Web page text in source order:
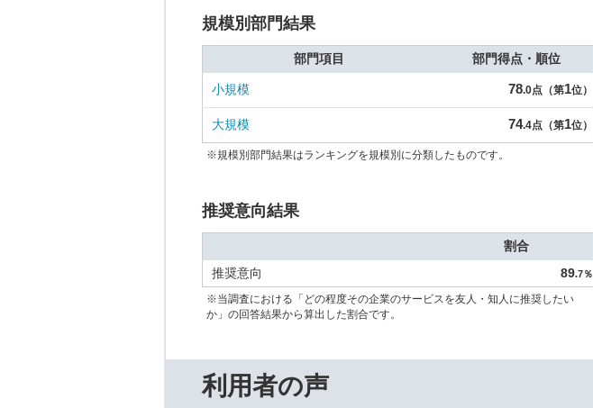
規模別部門結果
部門項目 部門得点・順位
小規模 78.0点（第1位）
大規模 74.4点（第1位）
※規模別部門結果はランキングを規模別に分類したものです。
推奨意向結果
割合
推奨意向
89.7％
※当調査における「どの程度その企業のサービスを友人・知人に推奨したい
か」の回答結果から算出した割合です。
利用者の声